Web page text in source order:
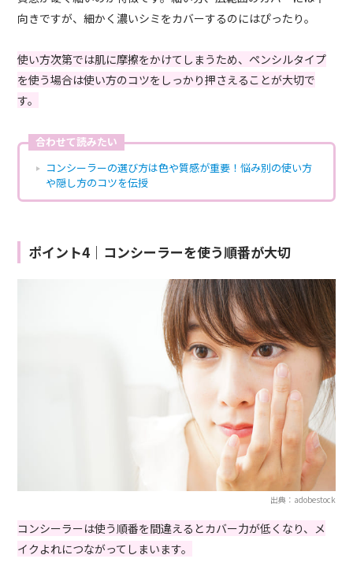
向きですが、細かく濃いシミをカバーするのにはぴったり。
使い方次第では肌に摩擦をかけてしまうため、ペンシルタイプ
を使う場合は使い方のコツをしっかり押さえることが大切で
す。
合わせて読みたい
コンシーラーの選び方は色や質感が重要！悩み別の使い方
や隠し方のコツを伝授
ポイント4｜コンシーラーを使う順番が大切
出典：adobestock
コンシーラーは使う順番を間違えるとカバー力が低くなり、メ
イクよれにつながってしまいます。